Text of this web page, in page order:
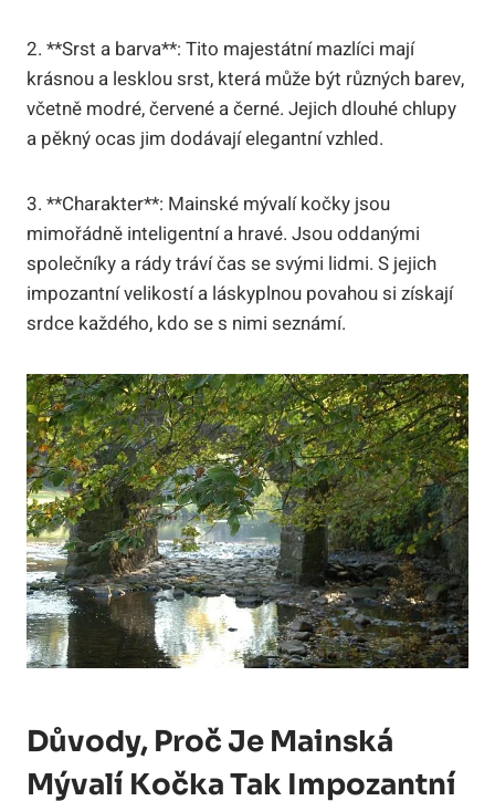
2. **Srst a barva**: Tito majestátní mazlíci mají
krásnou a lesklou srst, která může být různých barev,
včetně modré, červené a černé. Jejich dlouhé chlupy
a pěkný ocas jim dodávají elegantní vzhled.
3. **Charakter**: Mainské mývalí kočky jsou
mimořádně inteligentní a hravé. Jsou oddanými
společníky a rády tráví čas se svými lidmi. S jejich
impozantní velikostí a láskyplnou povahou si získají
srdce každého, kdo se s nimi seznámí.
Důvody, Proč Je Mainská
Mývalí Kočka Tak Impozantní